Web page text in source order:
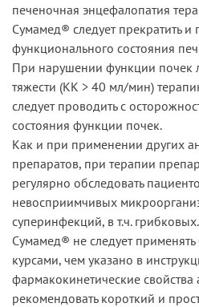
печеночная энцефалопатия
Сумамед® следует прекратить и
функционального состояния
При нарушении функции почек
тяжести (КК > 40 мл/мин)
следует проводить с
состояния функции почек.
Как и при применении других
препаратов, при терапии
регулярно обследовать
невосприимчивых
суперинфекций, в т.ч. грибковых.
Сумамед® не следует
курсами, чем указано в
фармакокинетические
рекомендовать короткий и